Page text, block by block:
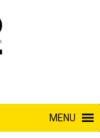
MENU